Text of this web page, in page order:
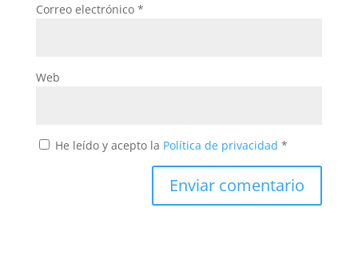
Correo electrónico *
Web
He leído y acepto la Política de privacidad *